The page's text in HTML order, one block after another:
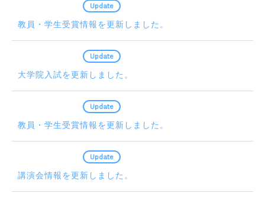
教員・学生受賞情報を更新しました。
Update
大学院入試を更新しました。
Update
教員・学生受賞情報を更新しました。
Update
講演会情報を更新しました。
Update